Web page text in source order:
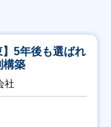
】5年後も選ばれ
構築
社